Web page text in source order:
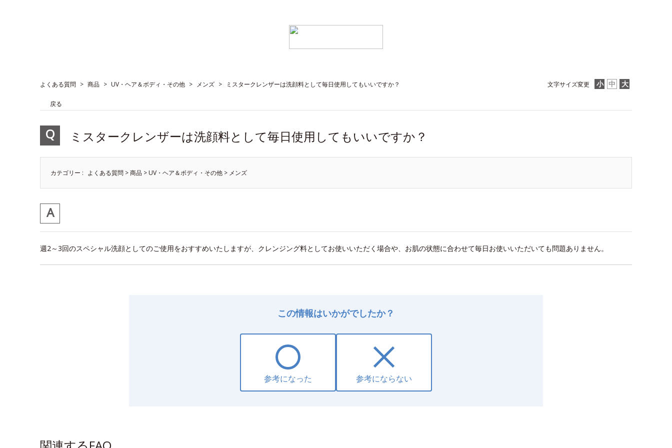
文字サイズ変更
よくある質問 > 商品 > UV・ヘア＆ボディ・その他 > メンズ > ミスタークレンザーは洗顔料として毎日使用してもいいですか？
戻る
ミスタークレンザーは洗顔料として毎日使用してもいいですか？
カテゴリー : よくある質問 >商品 > UV・ヘア＆ボディ・その他 > メンズ
週2～3回のスペシャル洗顔としてのご使用をおすすめいたしますが、クレンジング料としてお使いいただく場合や、お肌の状態に合わせて毎日お使いいただいても問題ありません。
この情報はいかがでしたか？
参考になった 参考にならない